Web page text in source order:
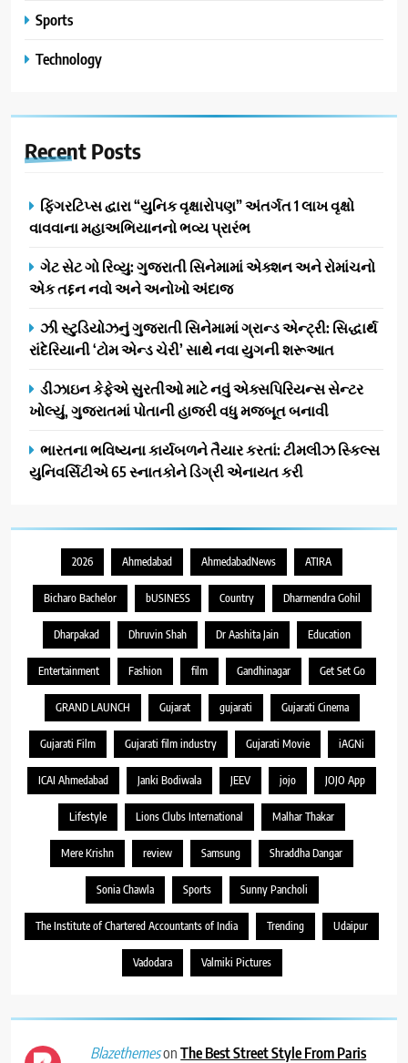
Sports
Technology
Recent Posts
ફિંગરટિપ્સ દ્વારા “યુનિક વૃક્ષારોપણ” અંતર્ગત 1 લાખ વૃક્ષો
વાવવાના મહાઅભિયાનનો ભવ્ય પ્રારંભ
ગેટ સેટ ગો રિવ્યુ: ગુજરાતી સિનેમામાં એક્શન અને રોમાંચનો
એક તદ્દન નવો અને અનોખો અંદાજ
ઝી સ્ટુડિયોઝનું ગુજરાતી સિનેમામાં ગ્રાન્ડ એન્ટ્રી: સિદ્ધાર્થ
રાંદેરિયાની ‘ટોમ એન્ડ ચેરી’ સાથે નવા યુગની શરૂઆત
ડીઝાઇન કેફેએ સુરતીઓ માટે નવું એક્સપિરિયન્સ સેન્ટર
ખોલ્યું, ગુજરાતમાં પોતાની હાજરી વધુ મજબૂત બનાવી
ભારતના ભવિષ્યના કાર્યબળને તૈયાર કરતાં: ટીમલીઝ સ્કિલ્સ
યુનિવર્સિટીએ 65 સ્નાતકોને ડિગ્રી એનાયત કરી
2026 Ahmedabad AhmedabadNews ATIRA
Bicharo Bachelor bUSINESS Country Dharmendra Gohil
Dharpakad Dhruvin Shah Dr Aashita Jain Education
Entertainment Fashion film Gandhinagar Get Set Go
GRAND LAUNCH Gujarat gujarati Gujarati Cinema
Gujarati Film Gujarati film industry Gujarati Movie iAGNi
ICAI Ahmedabad Janki Bodiwala JEEV jojo JOJO App
Lifestyle Lions Clubs International Malhar Thakar
Mere Krishn review Samsung Shraddha Dangar
Sonia Chawla Sports Sunny Pancholi
The Institute of Chartered Accountants of India Trending Udaipur
Vadodara Valmiki Pictures
BlazethemesonThe Best Street Style From Paris